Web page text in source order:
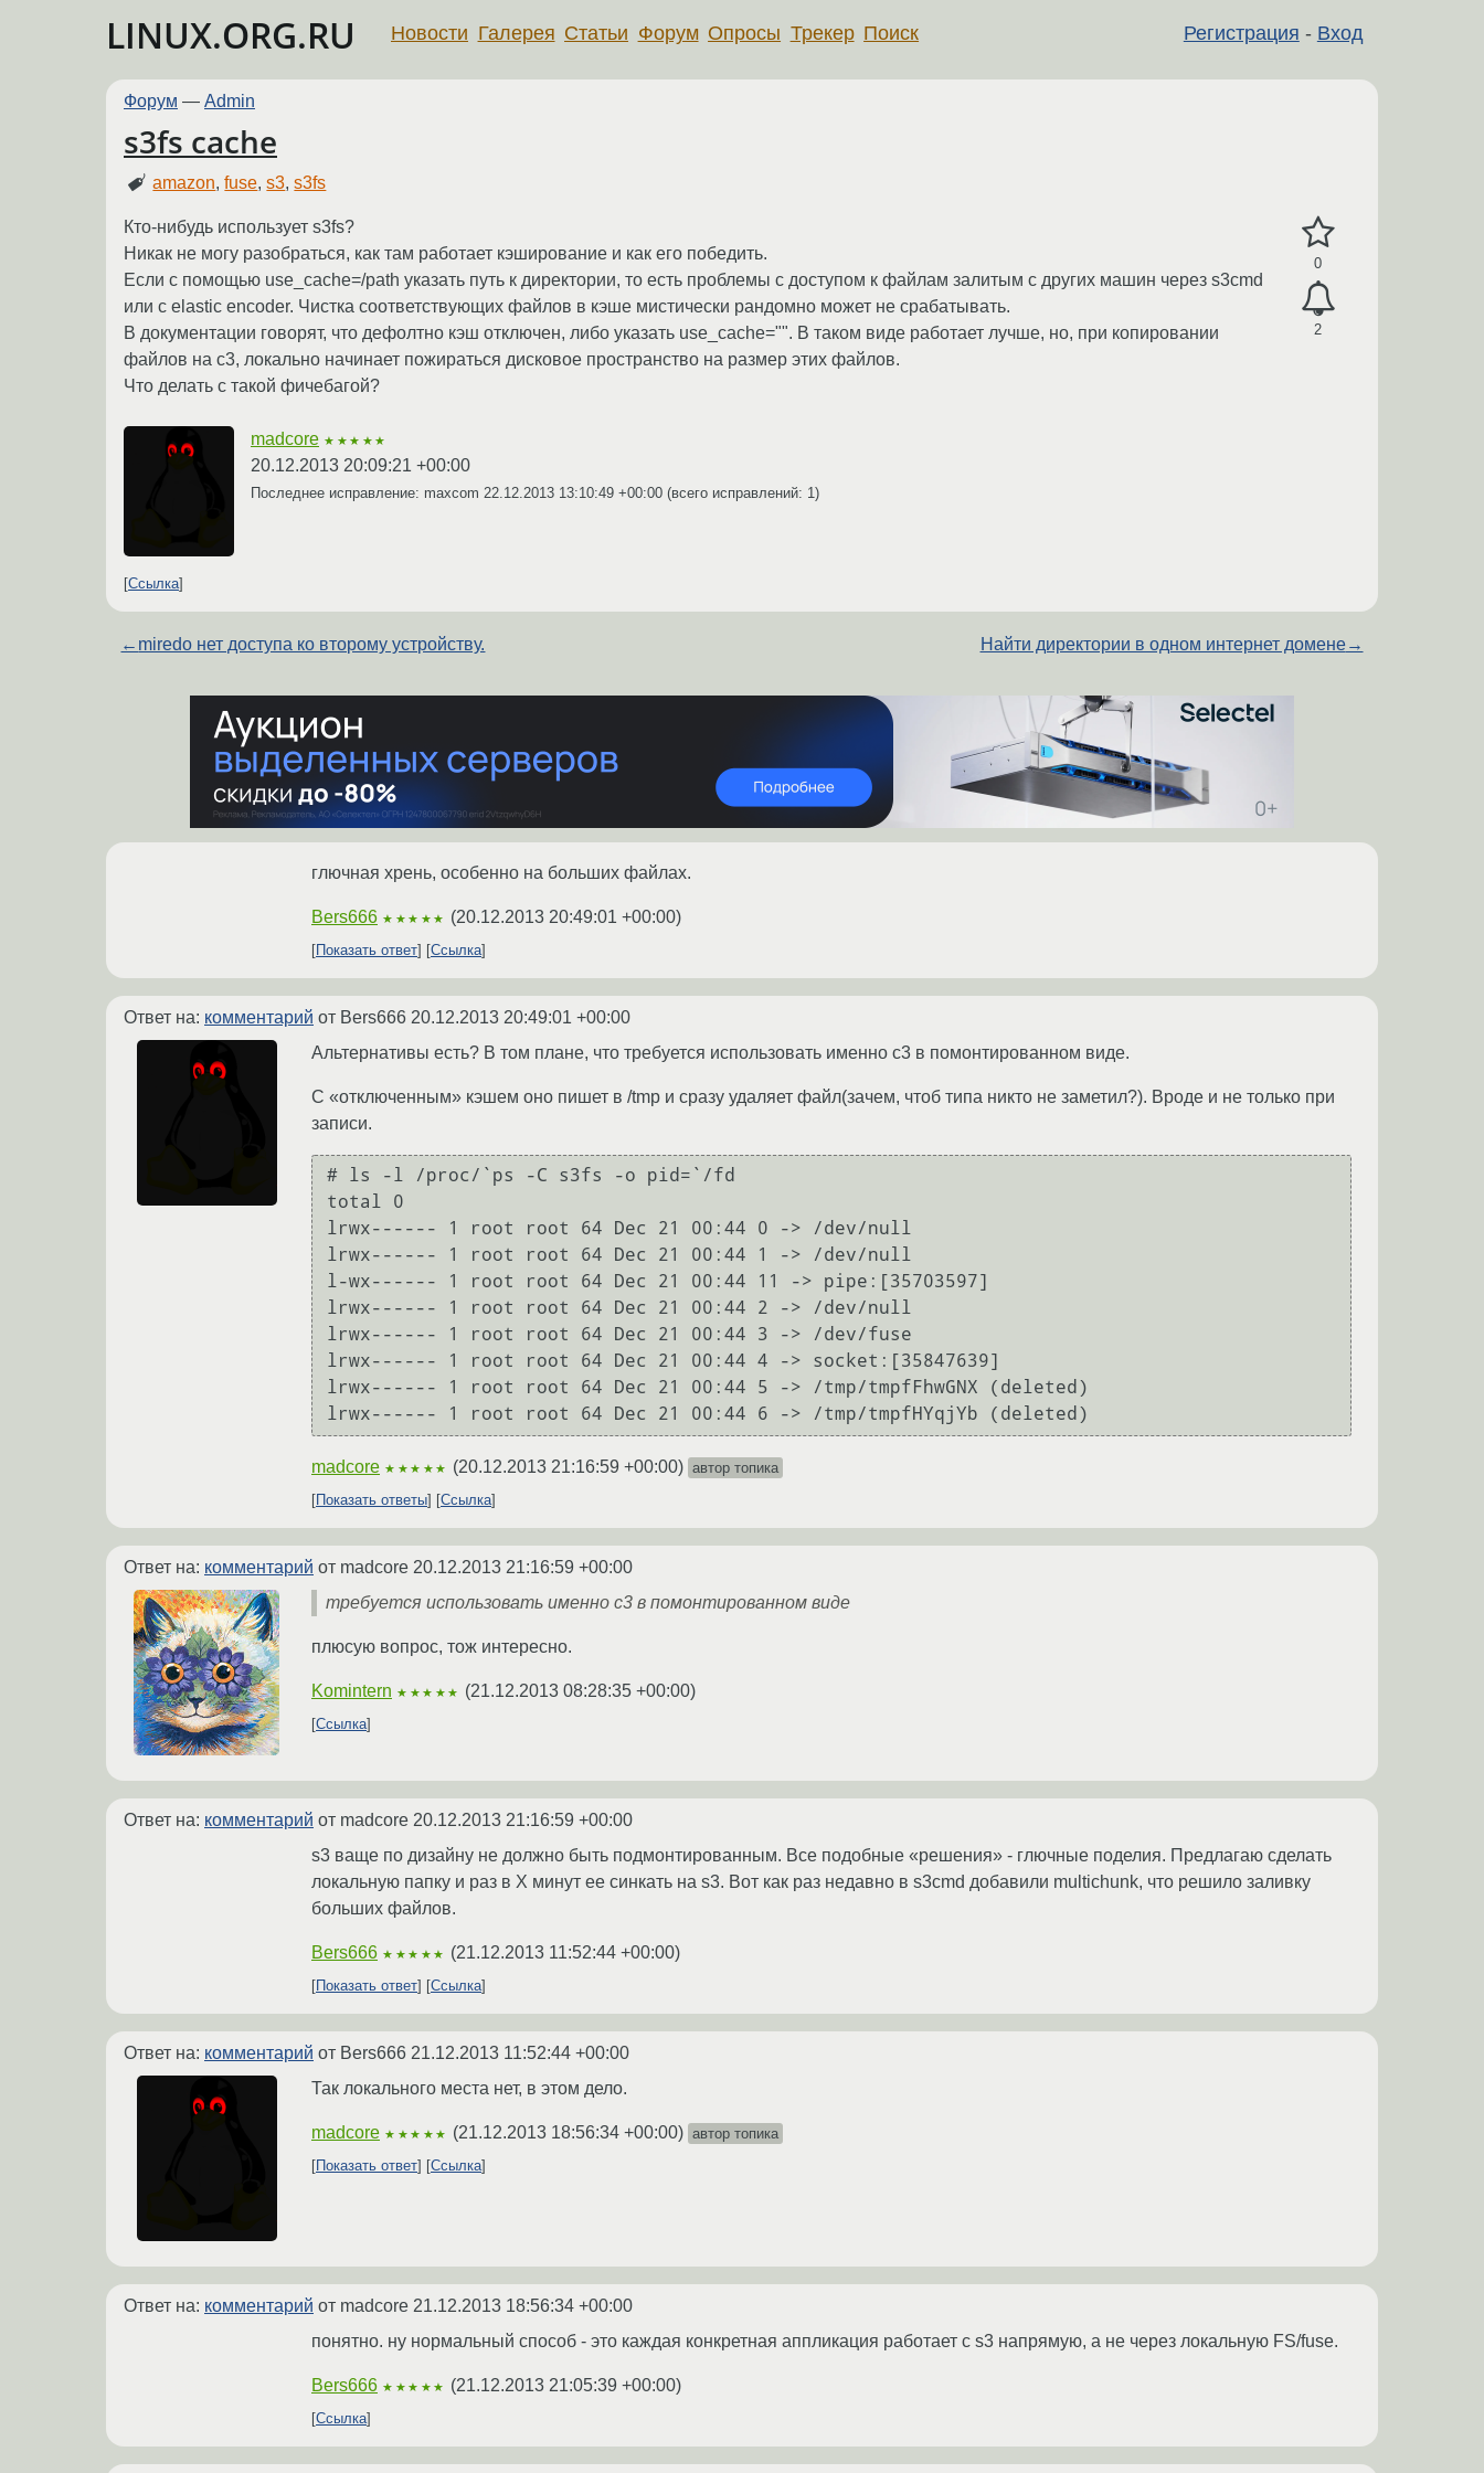
LINUX.ORG.RU Регистрация - Вход
Новости Галерея Статьи Форум Опросы Трекер Поиск
Форум — Admin
s3fs cache
amazon,fuse,s3,s3fs
0
2
Кто-нибудь использует s3fs?
Никак не могу разобраться, как там работает кэширование и как его победить.
Если с помощью use_cache=/path указать путь к директории, то есть проблемы с доступом к файлам залитым с других машин через s3cmd
или с elastic encoder. Чистка соответствующих файлов в кэше мистически рандомно может не срабатывать.
В документации говорят, что дефолтно кэш отключен, либо указать use_cache="". В таком виде работает лучше, но, при копировании
файлов на с3, локально начинает пожираться дисковое пространство на размер этих файлов.
Что делать с такой фичебагой?
madcore ★★★★★
20.12.2013 20:09:21 +00:00
Последнее исправление: maxcom 22.12.2013 13:10:49 +00:00 (всего исправлений: 1)
Ссылка
← miredo нет доступа ко второму устройству. Найти директории в одном интернет домене→
глючная хрень, особенно на больших файлах.
Bers666 ★★★★★ (20.12.2013 20:49:01 +00:00)
Показать ответ Ссылка
Ответ на: комментарий от Bers666 20.12.2013 20:49:01 +00:00
Альтернативы есть? В том плане, что требуется использовать именно с3 в помонтированном виде.
С «отключенным» кэшем оно пишет в /tmp и сразу удаляет файл(зачем, чтоб типа никто не заметил?). Вроде и не только при
записи.
# ls -l /proc/`ps -C s3fs -o pid=`/fd
total 0
lrwx------ 1 root root 64 Dec 21 00:44 0 -> /dev/null
lrwx------ 1 root root 64 Dec 21 00:44 1 -> /dev/null
l-wx------ 1 root root 64 Dec 21 00:44 11 -> pipe:[35703597]
lrwx------ 1 root root 64 Dec 21 00:44 2 -> /dev/null
lrwx------ 1 root root 64 Dec 21 00:44 3 -> /dev/fuse
lrwx------ 1 root root 64 Dec 21 00:44 4 -> socket:[35847639]
lrwx------ 1 root root 64 Dec 21 00:44 5 -> /tmp/tmpfFhwGNX (deleted)
madcore ★★★★★ (20.12.2013 21:16:59 +00:00) автор топика
Показать ответы
Ссылка
Ответ на: комментарий от madcore 20.12.2013 21:16:59 +00:00
требуется использовать именно с3 в помонтированном виде
плюсую вопрос, тож интересно.
Komintern ★★★★★ (21.12.2013 08:28:35 +00:00)
Ссылка
Ответ на: комментарий от madcore 20.12.2013 21:16:59 +00:00
s3 ваще по дизайну не должно быть подмонтированным. Все подобные «решения» - глючные поделия. Предлагаю сделать
локальную папку и раз в X минут ее синкать на s3. Вот как раз недавно в s3cmd добавили multichunk, что решило заливку
больших файлов.
Bers666 ★★★★★ (21.12.2013 11:52:44 +00:00)
Показать ответ Ссылка
Ответ на: комментарий от Bers666 21.12.2013 11:52:44 +00:00
Так локального места нет, в этом дело.
madcore ★★★★★ (21.12.2013 18:56:34 +00:00) автор топика
Показать ответ
Ссылка
Ответ на: комментарий от madcore 21.12.2013 18:56:34 +00:00
понятно. ну нормальный способ - это каждая конкретная аппликация работает с s3 напрямую, а не через локальную FS/fuse.
Bers666 ★★★★★ (21.12.2013 21:05:39 +00:00)
Ссылка